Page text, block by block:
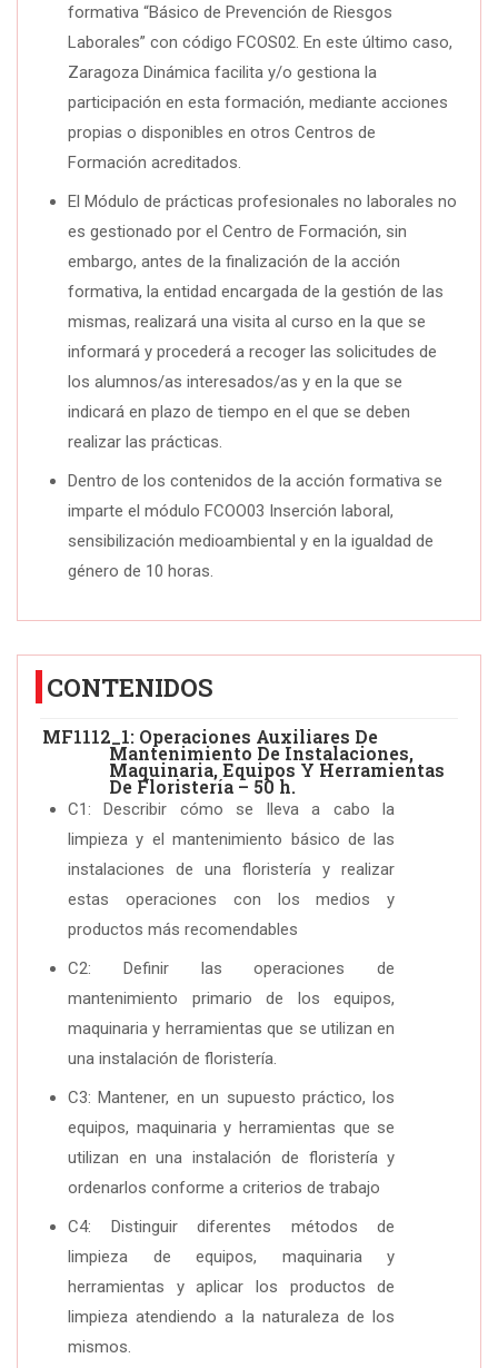
formativa “Básico de Prevención de Riesgos
Laborales” con código FCOS02. En este último caso,
Zaragoza Dinámica facilita y/o gestiona la
participación en esta formación, mediante acciones
propias o disponibles en otros Centros de
Formación acreditados.
El Módulo de prácticas profesionales no laborales no
es gestionado por el Centro de Formación, sin
embargo, antes de la finalización de la acción
formativa, la entidad encargada de la gestión de las
mismas, realizará una visita al curso en la que se
informará y procederá a recoger las solicitudes de
los alumnos/as interesados/as y en la que se
indicará en plazo de tiempo en el que se deben
realizar las prácticas.
Dentro de los contenidos de la acción formativa se
imparte el módulo FCOO03 Inserción laboral,
sensibilización medioambiental y en la igualdad de
género de 10 horas.
CONTENIDOS
MF1112_1: Operaciones Auxiliares De
Mantenimiento De Instalaciones,
Maquinaria, Equipos Y Herramientas
De Floristería – 50 h.
C1: Describir cómo se lleva a cabo la
limpieza y el mantenimiento básico de las
instalaciones de una floristería y realizar
estas operaciones con los medios y
productos más recomendables
C2: Definir las operaciones de
mantenimiento primario de los equipos,
maquinaria y herramientas que se utilizan en
una instalación de floristería.
C3: Mantener, en un supuesto práctico, los
equipos, maquinaria y herramientas que se
utilizan en una instalación de floristería y
ordenarlos conforme a criterios de trabajo
C4: Distinguir diferentes métodos de
limpieza de equipos, maquinaria y
herramientas y aplicar los productos de
limpieza atendiendo a la naturaleza de los
mismos.